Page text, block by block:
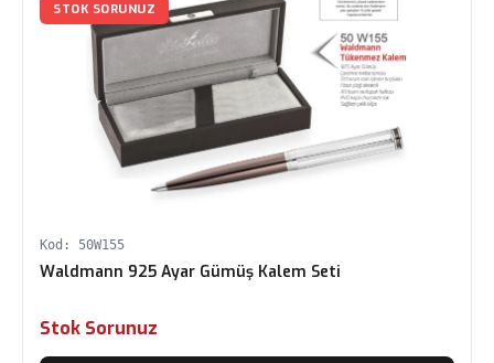
STOK SORUNUZ
Kod: 50W155
Waldmann 925 Ayar Gümüş Kalem Seti
Stok Sorunuz